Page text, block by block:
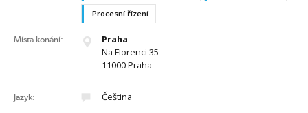
Procesní řízení
Místa konání:
Praha
Na Florenci 35
11000 Praha
Jazyk: Čeština